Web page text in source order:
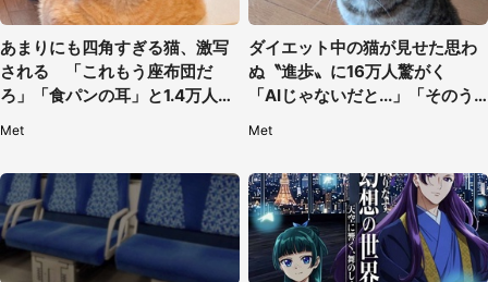
あまりにも四角すぎる猫、激写
される 「これもう座布団だ
ろ」「食パンの耳」と1.4万人困
Met
ダイエット中の猫が見せた思わ
ぬ〝進歩〟に16万人驚がく
「AIじゃないだと...」「そのう
Met